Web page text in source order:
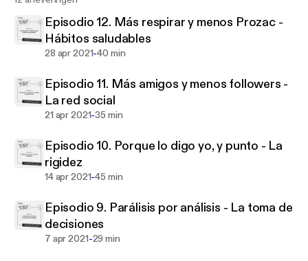
malabarean múltiples roles. Descubre cómo
priorizar, establecer límites saludables y reconectar
con tu verdadero yo. Marta, con su profundo
divulgación sobre descanso y bienestar, te
acompañarán en este viaje de autodescubrimiento y
crecimiento personal. 'No me da la vida' no es solo
auténtica. Sintoniza y transforma tu relación con el
estrés hoy mismo.
Episodio 12. Más respirar y menos Prozac -
Hábitos saludables
28 apr 2021-40 min
Episodio 11. Más amigos y menos followers -
La red social
21 apr 2021-35 min
Episodio 10. Porque lo digo yo, y punto - La
rigidez
14 apr 2021-45 min
Episodio 9. Parálisis por análisis - La toma de
decisiones
7 apr 2021-29 min